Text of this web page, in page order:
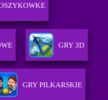
GRY 3D
GRY PILKARSKIE